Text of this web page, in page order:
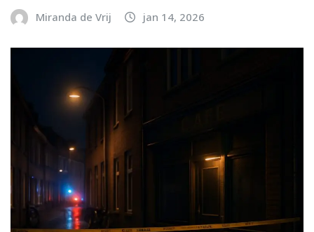
Miranda de Vrij jan 14, 2026